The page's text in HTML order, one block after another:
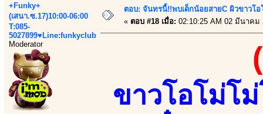
+Funky+
(เสนา.ซ.17)10:00-06:00
T:085-
5027899♥Line:funkyclub
Moderator
ตอบ: จันทรนี้!!พบเด็กน้อยสายC ผิวขาวโ
« ตอบ #18 เมื่อ: 02:10:25 AM 02 มีนาคม
ขาวโอโม่โ